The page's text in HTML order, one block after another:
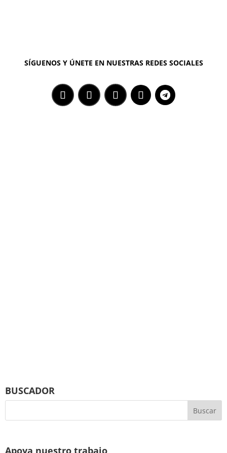
SÍGUENOS Y ÚNETE EN NUESTRAS REDES SOCIALES
BUSCADOR
Apoya nuestro trabajo